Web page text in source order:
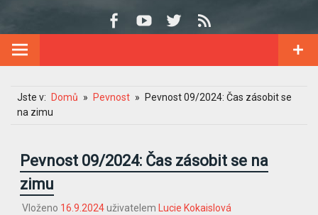
Jste v: Domů Pevnost
Pevnost 09/2024: Čas zásobit se
na zimu
Pevnost 09/2024: Čas zásobit se na
zimu
Vloženo 16.9.2024uživatelem Lucie Kokaislová